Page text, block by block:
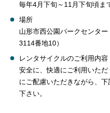
毎年4月下旬～11月下旬頃ま
場所
山形市西公園パークセンタ
3114番地10）
レンタサイクルのご利用内容
安全に、快適にご利用いた
にご配慮いただきながら、
下さい。